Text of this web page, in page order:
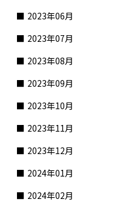
2023年06月
2023年07月
2023年08月
2023年09月
2023年10月
2023年11月
2023年12月
2024年01月
2024年02月